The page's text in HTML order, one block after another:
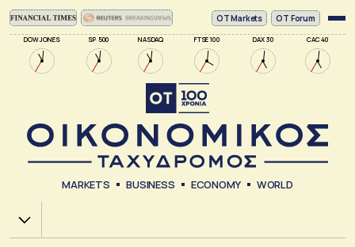
DOW JONES SP 500 NASDAQ FTSE 100 DAX 30 CAC 40
ΟΤ Markets OT Forum
MARKETS BUSINESS ECONOMY WORLD
Χ.Α.